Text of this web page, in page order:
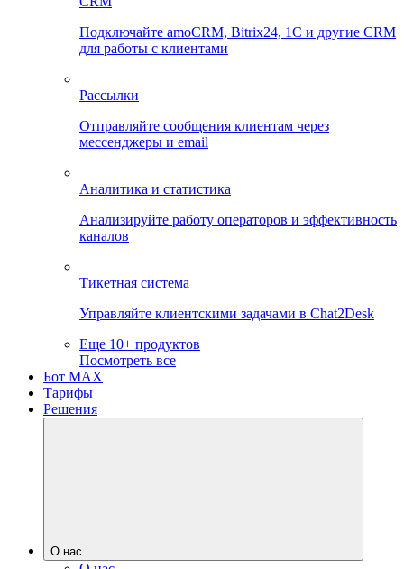
Подключайте amoCRM, Bitrix24, 1C и другие CRM
для работы с клиентами
Рассылки
Отправляйте сообщения клиентам через
мессенджеры и email
Аналитика и статистика
Анализируйте работу операторов и эффективность
каналов
Тикетная система
Управляйте клиентскими задачами в Chat2Desk
Еще 10+ продуктов
Посмотреть все
Бот MAX
Тарифы
Решения
О нас